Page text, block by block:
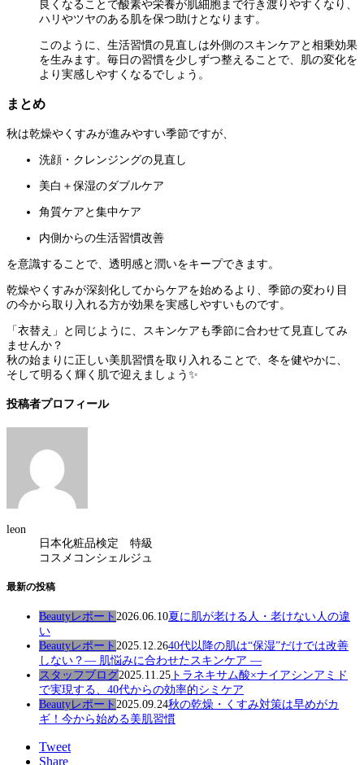
良くなることで酸素や栄養が肌細胞まで行き渡りやすくなり、
ハリやツヤのある肌を保つ助けとなります。
このように、生活習慣の見直しは外側のスキンケアと相乗効果
を生みます。毎日の習慣を少しずつ整えることで、肌の変化を
より実感しやすくなるでしょう。
まとめ
秋は乾燥やくすみが進みやすい季節ですが、
洗顔・クレンジングの見直し
美白＋保湿のダブルケア
角質ケアと集中ケア
内側からの生活習慣改善
を意識することで、透明感と潤いをキープできます。
乾燥やくすみが深刻化してからケアを始めるより、季節の変わり目
の今から取り入れる方が効果を実感しやすいものです。
「衣替え」と同じように、スキンケアも季節に合わせて見直してみ
ませんか？
秋の始まりに正しい美肌習慣を取り入れることで、冬を健やかに、
そして明るく輝く肌で迎えましょう✨
投稿者プロフィール
leon
日本化粧品検定 特級
コスメコンシェルジュ
最新の投稿
Beautyレポート 2026.06.10夏に肌が老ける人・老けない人の違
い
Beautyレポート 2025.12.2640代以降の肌は“保湿”だけでは改善
しない？― 肌悩みに合わせたスキンケア ―
スタッフブログ2025.11.25 トラネキサム酸×ナイアシンアミド
で実現する、40代からの効率的シミケア
Beautyレポート 2025.09.24秋の乾燥・くすみ対策は早めがカ
ギ！今から始める美肌習慣
Tweet
Share